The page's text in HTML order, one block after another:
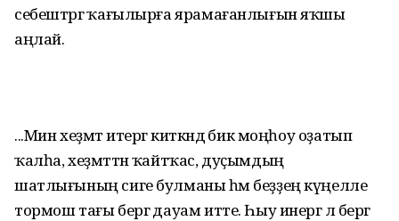
себештәргә ҡағылырға ярамаған­лығын яҡшы
аңлай.
...Мин хеҙмәт итергә киткәндә бик моңһоу оҙатып
ҡалһа, хеҙмәттән ҡайтҡас, дуҫымдың
шатлығының сиге булманы һәм беҙҙең күңелле
тормош тағы бергә дауам итте. Һыу инергә лә бергә